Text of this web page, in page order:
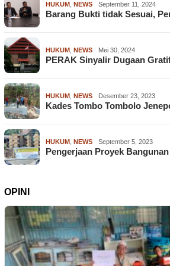
HUKUM , NEWS September 11, 2024
Barang Bukti tidak Sesuai,
HUKUM , NEWS Mei 30, 2024
PERAK Sinyalir Dugaan
HUKUM , NEWS Desember 23, 2023
Kades Tombo Tombolo
HUKUM , NEWS September 5, 2023
Pengerjaan Proyek
OPINI